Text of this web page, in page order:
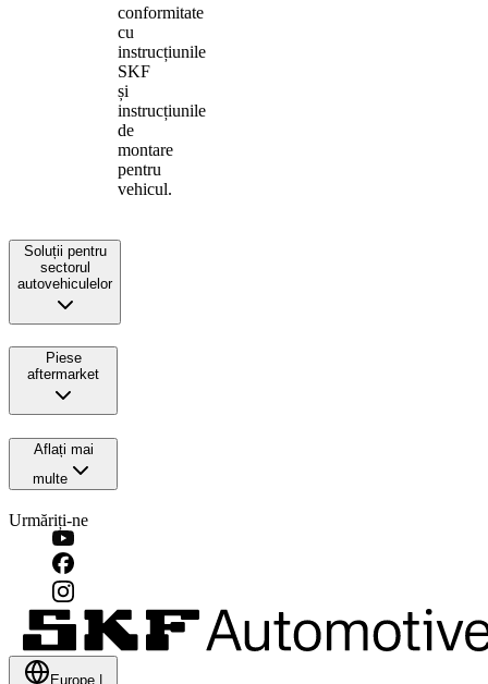
conformitate
cu
instrucțiunile
SKF
și
instrucțiunile
de
montare
pentru
vehicul.
Soluții pentru
sectorul
autovehiculelor
Piese
aftermarket
Aflați mai
multe
Urmăriți-ne
Europe